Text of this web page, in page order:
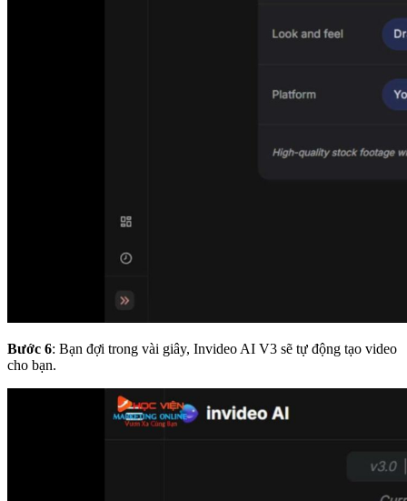
Bước 6: Bạn đợi trong vài giây, Invideo AI V3 sẽ tự động tạo video
cho bạn.